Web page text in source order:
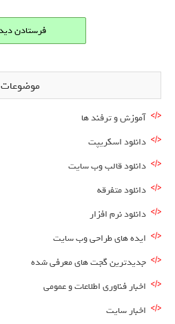
موضوعات
آموزش و ترفند ها
دانلود اسکریپت
دانلود قالب وب سایت
دانلود متفرقه
دانلود نرم افزار
ایده های طراحی وب سایت
جدیدترین گجت های معرفی شده
اخبار فناوری اطلاعات و عمومی
اخبار سایت